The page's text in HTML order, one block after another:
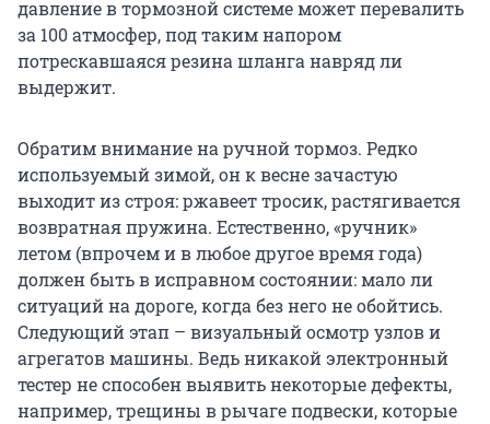
давление в тормозной системе может перевалить
за 100 атмосфер, под таким напором
потрескавшаяся резина шланга навряд ли
выдержит.
Обратим внимание на ручной тормоз. Редко
используемый зимой, он к весне зачастую
выходит из строя: ржавеет тросик, растягивается
возвратная пружина. Естественно, «ручник»
летом (впрочем и в любое другое время года)
должен быть в исправном состоянии: мало ли
ситуаций на дороге, когда без него не обойтись.
Следующий этап – визуальный осмотр узлов и
агрегатов машины. Ведь никакой электронный
тестер не способен выявить некоторые дефекты,
например, трещины в рычаге подвески, которые